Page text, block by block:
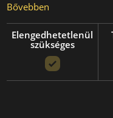
gyártással
belül is
alkalmazzák a
a legmagasabb
és
a természet megóvásáért.
Bővebben
Elengedhetetlenül
szükséges